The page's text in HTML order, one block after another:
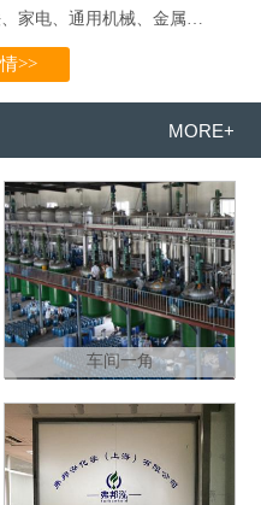
家电、通用机械、金属
>>
MORE+
车间一角